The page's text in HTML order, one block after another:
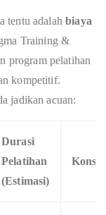
tentu adalahbiaya
Training &
program pelatihan
kompetitif.
jadikan acuan:
Durasi
Pelatihan
(Estimasi)